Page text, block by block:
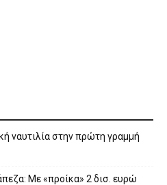
ναυτιλία στην πρώτη γραμμή
Με «προίκα» 2 δισ. ευρώ